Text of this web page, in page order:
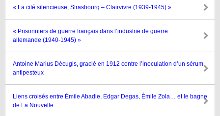
« La cité silencieuse, Strasbourg – Clairvivre (1939-1945) »
« Prisonniers de guerre français dans l’industrie de guerre
allemande (1940-1945) »
Antoine Marius Décugis, gracié en 1912 contre l’inoculation d’un sérum
antipesteux
Liens croisés entre Émile Abadie, Edgar Degas, Émile Zola… et le bagne
de La Nouvelle